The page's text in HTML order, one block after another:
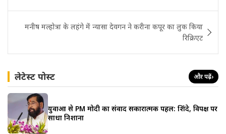
मनीष मल्होत्रा के लहंगे में न्यासा देवगन ने करीना कपूर का लुक किया
रिक्रिएट
लेटेस्ट पोस्ट और पढ़ें›
युवाओं से PM मोदी का संवाद सकारात्मक पहल: शिंदे, विपक्ष पर
साधा निशाना